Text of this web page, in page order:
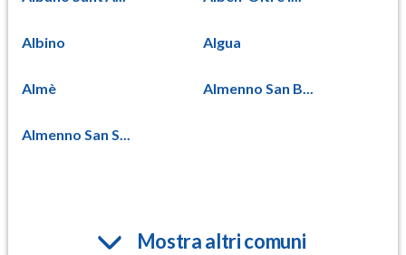
Albino Algua
Almè Almenno San B...
Almenno San S...
Mostra altri comuni